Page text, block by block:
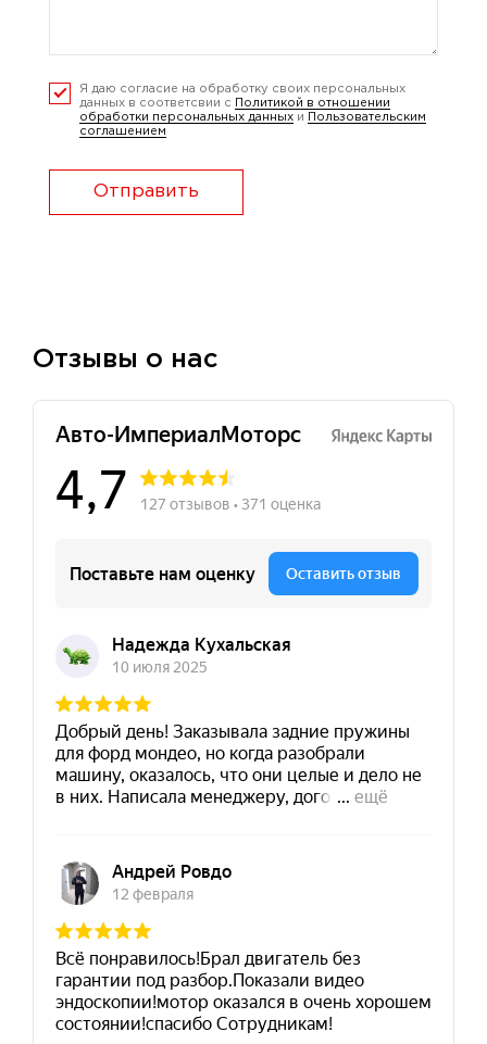
Я даю согласие на обработку своих персональных
данных в соответсвии с
Политикой в отношении
обработки персональных данных и
Пользовательским
соглашением
Отправить
Отзывы о нас